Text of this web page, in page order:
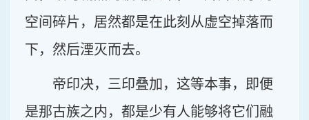
空间碎片，居然都是在此刻从虚空掉落而
下，然后湮灭而去。
帝印决，三印叠加，这等本事，即便
是那古族之内，都是少有人能够将它们融